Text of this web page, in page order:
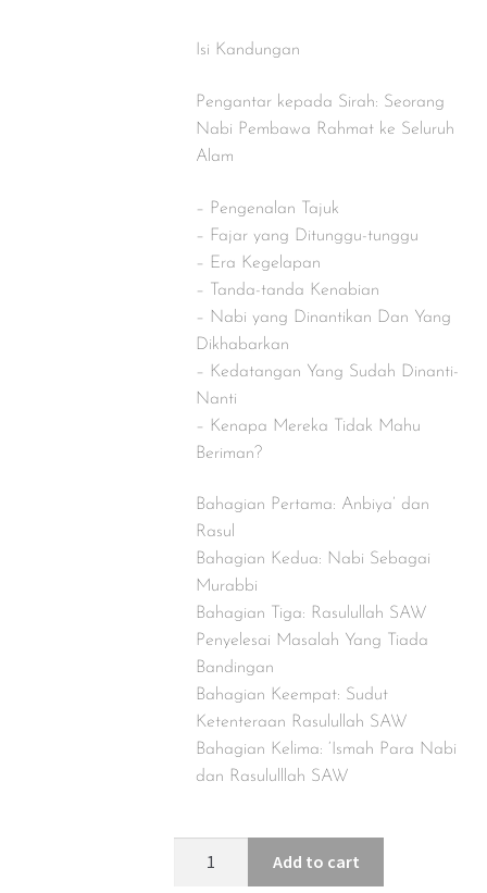
Isi Kandungan
Pengantar kepada Sirah: Seorang
Nabi Pembawa Rahmat ke Seluruh
Alam
– Pengenalan Tajuk
– Fajar yang Ditunggu-tunggu
– Era Kegelapan
– Tanda-tanda Kenabian
– Nabi yang Dinantikan Dan Yang
Dikhabarkan
– Kedatangan Yang Sudah Dinanti-
Nanti
– Kenapa Mereka Tidak Mahu
Beriman?
Bahagian Pertama: Anbiya’ dan
Rasul
Bahagian Kedua: Nabi Sebagai
Murabbi
Bahagian Tiga: Rasulullah SAW
Penyelesai Masalah Yang Tiada
Bandingan
Bahagian Keempat: Sudut
Ketenteraan Rasulullah SAW
Bahagian Kelima: ‘Ismah Para Nabi
dan Rasululllah SAW
Add to cart